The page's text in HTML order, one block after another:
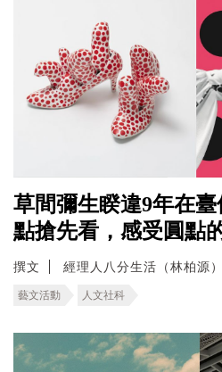
草間彌生睽違9年在
點搶先看，感受圓點
撰文 經理人八分生活（林柏源）
藝文活動 人文社科